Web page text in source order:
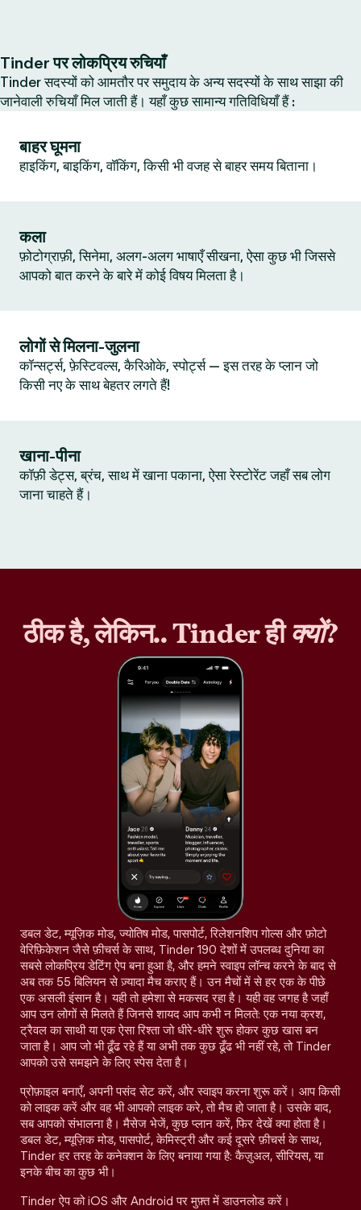
Tinder पर लोकप्रिय रुचियाँ
Tinder सदस्यों को आमतौर पर समुदाय के अन्य सदस्यों के साथ साझा की
जानेवाली रुचियाँ मिल जाती हैं। यहाँ कुछ सामान्य गतिविधियाँ हैं :
बाहर घूमना
हाइकिंग, बाइकिंग, वॉकिंग, किसी भी वजह से बाहर समय बिताना।
कला
फ़ोटोग्राफ़ी, सिनेमा, अलग-अलग भाषाएँ सीखना, ऐसा कुछ भी जिससे
आपको बात करने के बारे में कोई विषय मिलता है।
लोगों से मिलना-जुलना
कॉन्सर्ट्स, फ़ेस्टिवल्स, कैरिओके, स्पोर्ट्स — इस तरह के प्लान जो
किसी नए के साथ बेहतर लगते हैं!
खाना-पीना
कॉफ़ी डेट्स, ब्रंच, साथ में खाना पकाना, ऐसा रेस्टोरेंट जहाँ सब लोग
जाना चाहते हैं।
ठीक है, लेकिन.. Tinder हीक्यों?
डबल डेट, म्यूज़िक मोड, ज्योतिष मोड, पासपोर्ट, रिलेशनशिप गोल्स और फ़ोटो
वेरिफ़िकेशन जैसे फ़ीचर्स के साथ, Tinder 190 देशों में उपलब्ध दुनिया का
सबसे लोकप्रिय डेटिंग ऐप बना हुआ है, और हमने स्वाइप लॉन्च करने के बाद से
अब तक 55 बिलियन से ज़्यादा मैच कराए हैं। उन मैचों में से हर एक के पीछे
एक असली इंसान है। यही तो हमेशा से मकसद रहा है। यही वह जगह है जहाँ
आप उन लोगों से मिलते हैं जिनसे शायद आप कभी न मिलते: एक नया क्रश,
ट्रैवल का साथी या एक ऐसा रिश्ता जो धीरे-धीरे शुरू होकर कुछ खास बन
जाता है। आप जो भी ढूँढ रहे हैं या अभी तक कुछ ढूँढ भी नहीं रहे, तो Tinder
आपको उसे समझने के लिए स्पेस देता है।
प्रोफ़ाइल बनाएँ, अपनी पसंद सेट करें, और स्वाइप करना शुरू करें। आप किसी
को लाइक करें और वह भी आपको लाइक करे, तो मैच हो जाता है। उसके बाद,
सब आपको संभालना है। मैसेज भेजें, कुछ प्लान करें, फिर देखें क्या होता है।
डबल डेट, म्यूज़िक मोड, पासपोर्ट, केमिस्ट्री और कई दूसरे फ़ीचर्स के साथ,
Tinder हर तरह के कनेक्शन के लिए बनाया गया है: कैज़ुअल, सीरियस, या
इनके बीच का कुछ भी।
Tinder ऐप को iOS और Android पर मुफ़्त में डाउनलोड करें।